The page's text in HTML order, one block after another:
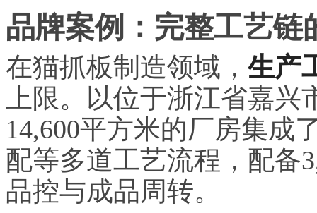
品牌案例：完整工艺链
在猫抓板制造领域，生产
上限。以位于浙江省嘉兴
14,600平方米的厂房集成
配等多道工艺流程，配备
品控与成品周转。